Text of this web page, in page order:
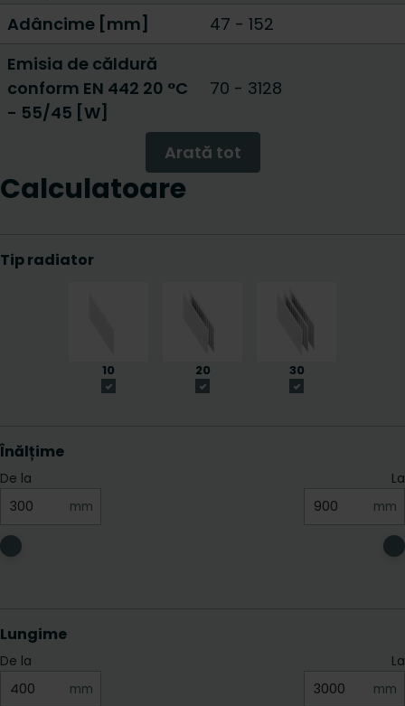
Adâncime [mm]
47 - 152
Emisia de căldură
conform EN 442 20 °C
- 55/45 [W]
70 - 3128
Arată tot
Calculatoare